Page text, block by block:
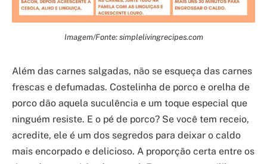
Imagem/Fonte: simplelivingrecipes.com
Além das carnes salgadas, não se esqueça das carnes
frescas e defumadas. Costelinha de porco e orelha de
porco dão aquela suculência e um toque especial que
ninguém resiste. E o pé de porco? Se você tem receio,
acredite, ele é um dos segredos para deixar o caldo
mais encorpado e delicioso. A proporção certa entre os